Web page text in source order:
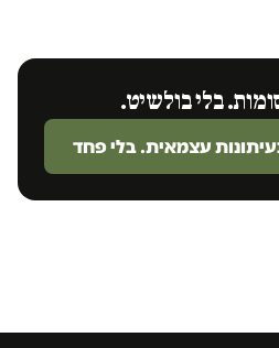
בלי בולשיט.
עצמאית. בלי פחד